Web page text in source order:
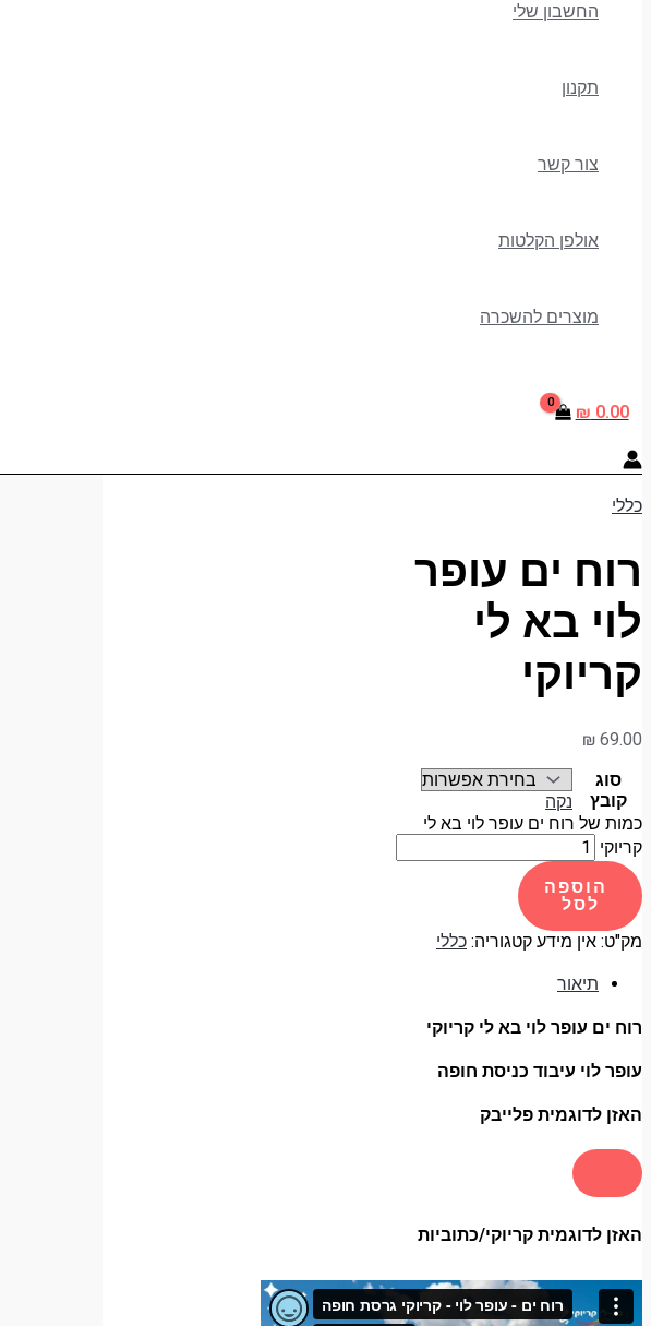
החשבון שלי
תקנון
צור קשר
אולפן הקלטות
מוצרים להשכרה
₪ 0.00
כללי
רוח ים עופר
לוי בא לי
קריוקי
₪ 69.00
סוג
קובץ
נקה
כמות של רוח ים עופר לוי בא לי
קריוקי
הוספה
לסל
מק"ט: אין מידע קטגוריה: כללי
תיאור
רוח ים עופר לוי בא לי קריוקי
עופר לוי עיבוד כניסת חופה
האזן לדוגמית פלייבק
האזן לדוגמית קריוקי/כתוביות